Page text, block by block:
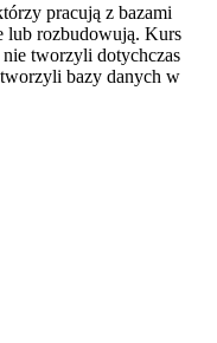
pracują z bazami
lub rozbudowują. Kurs
tworzyli dotychczas
bazy danych w